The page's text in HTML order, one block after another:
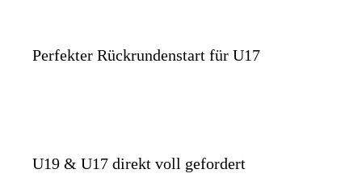
Perfekter Rückrundenstart für U17
U19 & U17 direkt voll gefordert